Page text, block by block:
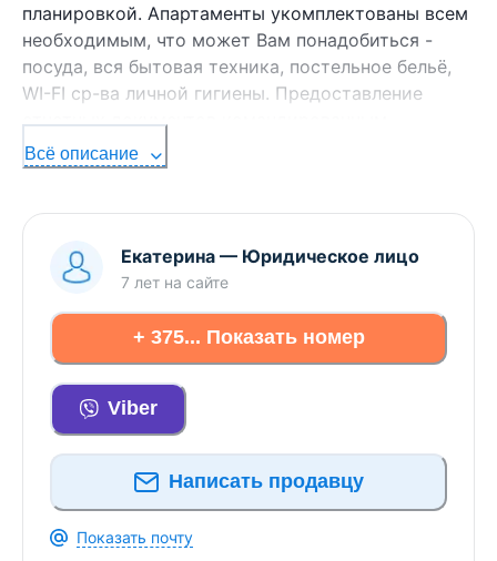
планировкой. Апартаменты укомплектованы всем
необходимым, что может Вам понадобиться -
посуда, вся бытовая техника, постельное бельё,
WI-FI ср-ва личной гигиены. Предоставление
отчетных документов командированным.
Всё описание
Екатерина — Юридическое лицо
7 лет на сайте
+ 375... Показать номер
Viber
Написать продавцу
Показать почту